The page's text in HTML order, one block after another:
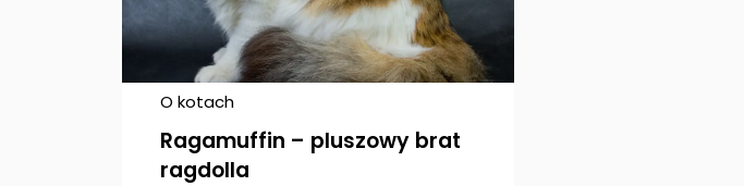
O kotach
Ragamuffin – pluszowy brat
ragdolla